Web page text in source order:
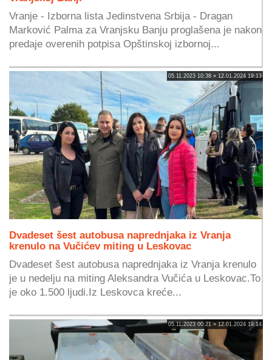
Vranje - Izborna lista Jedinstvena Srbija - Dragan
Marković Palma za Vranjsku Banju proglašena je nakon
predaje overenih potpisa Opštinskoj izbornoj...
05.11.2023 10:38 » 12.01.2024 19:13
Dvadeset šest autobusa naprednjaka iz Vranja
krenulo na Vučićev miting u Leskovac
Dvadeset šest autobusa naprednjaka iz Vranja krenulo
je u nedelju na miting Aleksandra Vučića u Leskovac.To
je oko 1.500 ljudi.Iz Leskovca kreće...
05.11.2023 00:21 » 12.01.2024 19:14